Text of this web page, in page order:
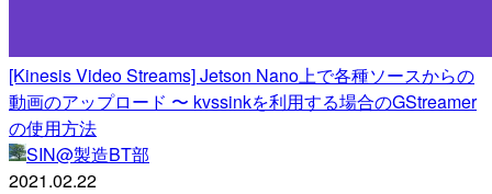
[Kinesis Video Streams] Jetson Nano上で各種ソースからの
動画のアップロード 〜 kvssinkを利用する場合のGStreamer
の使用方法
SIN@製造BT部
2021.02.22